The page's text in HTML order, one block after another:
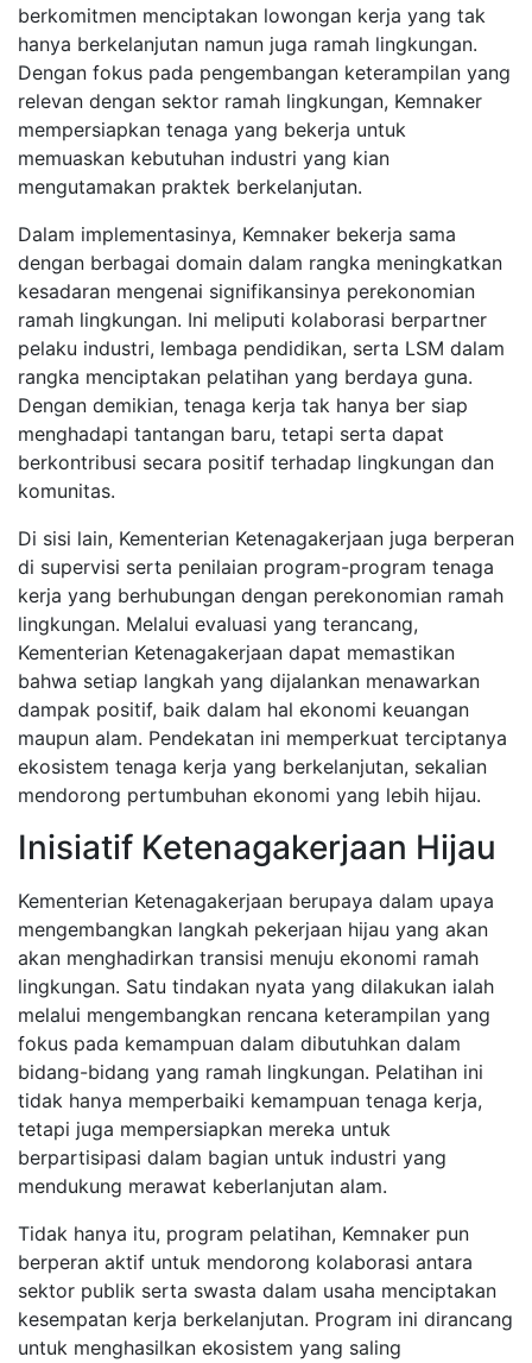
berkomitmen menciptakan lowongan kerja yang tak
hanya berkelanjutan namun juga ramah lingkungan.
Dengan fokus pada pengembangan keterampilan yang
relevan dengan sektor ramah lingkungan, Kemnaker
mempersiapkan tenaga yang bekerja untuk
memuaskan kebutuhan industri yang kian
mengutamakan praktek berkelanjutan.
Dalam implementasinya, Kemnaker bekerja sama
dengan berbagai domain dalam rangka meningkatkan
kesadaran mengenai signifikansinya perekonomian
ramah lingkungan. Ini meliputi kolaborasi berpartner
pelaku industri, lembaga pendidikan, serta LSM dalam
rangka menciptakan pelatihan yang berdaya guna.
Dengan demikian, tenaga kerja tak hanya ber siap
menghadapi tantangan baru, tetapi serta dapat
berkontribusi secara positif terhadap lingkungan dan
komunitas.
Di sisi lain, Kementerian Ketenagakerjaan juga berperan
di supervisi serta penilaian program-program tenaga
kerja yang berhubungan dengan perekonomian ramah
lingkungan. Melalui evaluasi yang terancang,
Kementerian Ketenagakerjaan dapat memastikan
bahwa setiap langkah yang dijalankan menawarkan
dampak positif, baik dalam hal ekonomi keuangan
maupun alam. Pendekatan ini memperkuat terciptanya
ekosistem tenaga kerja yang berkelanjutan, sekalian
mendorong pertumbuhan ekonomi yang lebih hijau.
Inisiatif Ketenagakerjaan Hijau
Kementerian Ketenagakerjaan berupaya dalam upaya
mengembangkan langkah pekerjaan hijau yang akan
akan menghadirkan transisi menuju ekonomi ramah
lingkungan. Satu tindakan nyata yang dilakukan ialah
melalui mengembangkan rencana keterampilan yang
fokus pada kemampuan dalam dibutuhkan dalam
bidang-bidang yang ramah lingkungan. Pelatihan ini
tidak hanya memperbaiki kemampuan tenaga kerja,
tetapi juga mempersiapkan mereka untuk
berpartisipasi dalam bagian untuk industri yang
mendukung merawat keberlanjutan alam.
Tidak hanya itu, program pelatihan, Kemnaker pun
berperan aktif untuk mendorong kolaborasi antara
sektor publik serta swasta dalam usaha menciptakan
kesempatan kerja berkelanjutan. Program ini dirancang
untuk menghasilkan ekosistem yang saling